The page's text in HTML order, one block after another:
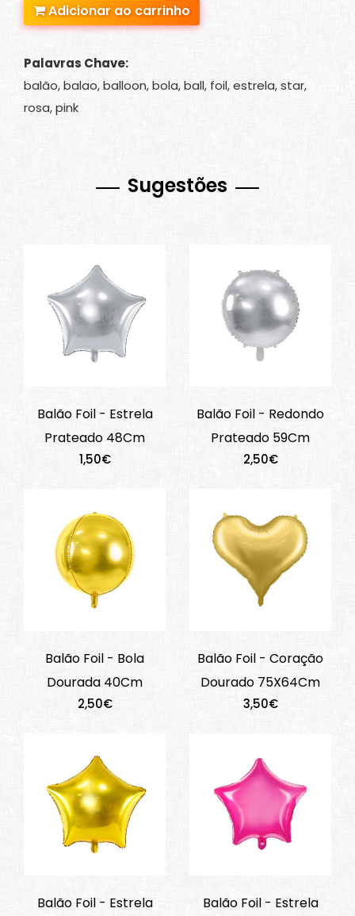
Adicionar ao carrinho
Palavras Chave:
balão, balao, balloon, bola, ball, foil, estrela, star,
rosa, pink
Sugestões
Balão Foil - Estrela
Prateado 48Cm
1,50€
Balão Foil - Redondo
Prateado 59Cm
2,50€
Balão Foil - Bola
Dourada 40Cm
2,50€
Balão Foil - Coração
Dourado 75X64Cm
3,50€
Balão Foil - Estrela
Balão Foil - Estrela